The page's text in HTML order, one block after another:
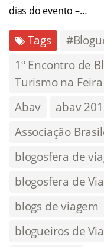
dias do evento –…
Tags
1º Encontro de
Turismo na
Abav
abav
Associação
blogosfera de
blogosfera de
blogs de viagem
blogueiros de